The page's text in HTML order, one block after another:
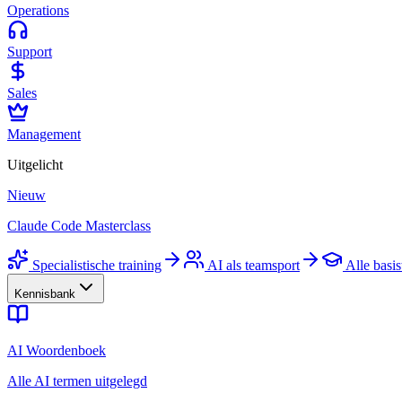
Operations
Support
Sales
Management
Uitgelicht
Nieuw
Claude Code Masterclass
Specialistische training AI als teamsport Alle
Kennisbank
AI Woordenboek
Alle AI termen uitgelegd